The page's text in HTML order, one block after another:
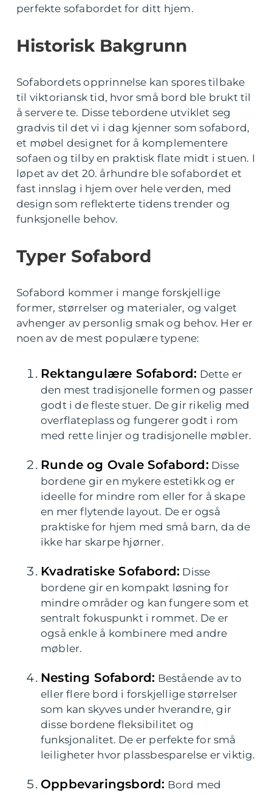
perfekte sofabordet for ditt hjem.
Historisk Bakgrunn
Sofabordets opprinnelse kan spores tilbake
til viktoriansk tid, hvor små bord ble brukt til
å servere te. Disse tebordene utviklet seg
gradvis til det vi i dag kjenner som sofabord,
et møbel designet for å komplementere
sofaen og tilby en praktisk flate midt i stuen. I
løpet av det 20. århundre ble sofabordet et
fast innslag i hjem over hele verden, med
design som reflekterte tidens trender og
funksjonelle behov.
Typer Sofabord
Sofabord kommer i mange forskjellige
former, størrelser og materialer, og valget
avhenger av personlig smak og behov. Her er
noen av de mest populære typene:
Rektangulære Sofabord: Dette er
den mest tradisjonelle formen og passer
godt i de fleste stuer. De gir rikelig med
overflateplass og fungerer godt i rom
med rette linjer og tradisjonelle møbler.
Runde og Ovale Sofabord: Disse
bordene gir en mykere estetikk og er
ideelle for mindre rom eller for å skape
en mer flytende layout. De er også
praktiske for hjem med små barn, da de
ikke har skarpe hjørner.
Kvadratiske Sofabord: Disse
bordene gir en kompakt løsning for
mindre områder og kan fungere som et
sentralt fokuspunkt i rommet. De er
også enkle å kombinere med andre
møbler.
Nesting Sofabord: Bestående av to
eller flere bord i forskjellige størrelser
som kan skyves under hverandre, gir
disse bordene fleksibilitet og
funksjonalitet. De er perfekte for små
leiligheter hvor plassbesparelse er viktig.
Oppbevaringsbord: Bord med